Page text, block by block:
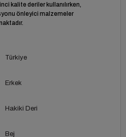
kalite deriler kullanılırken,
önleyici malzemeler
Türkiye
Erkek
Hakiki Deri
Bej